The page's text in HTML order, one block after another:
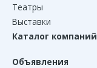
Театры
Выставки
Каталог компаний
Объявления